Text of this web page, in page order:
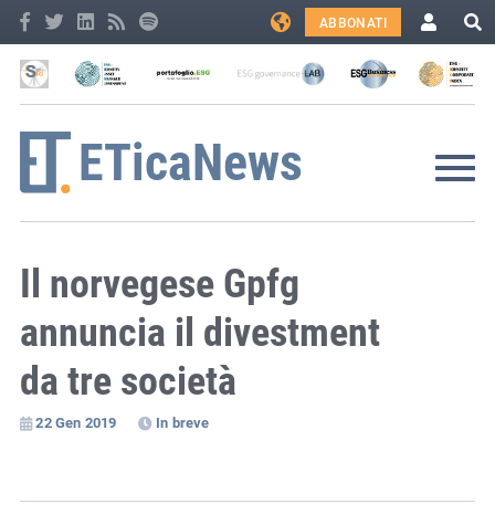
ABBONATI
Il norvegese Gpfg
annuncia il divestment
da tre società
22 Gen 2019 In breve